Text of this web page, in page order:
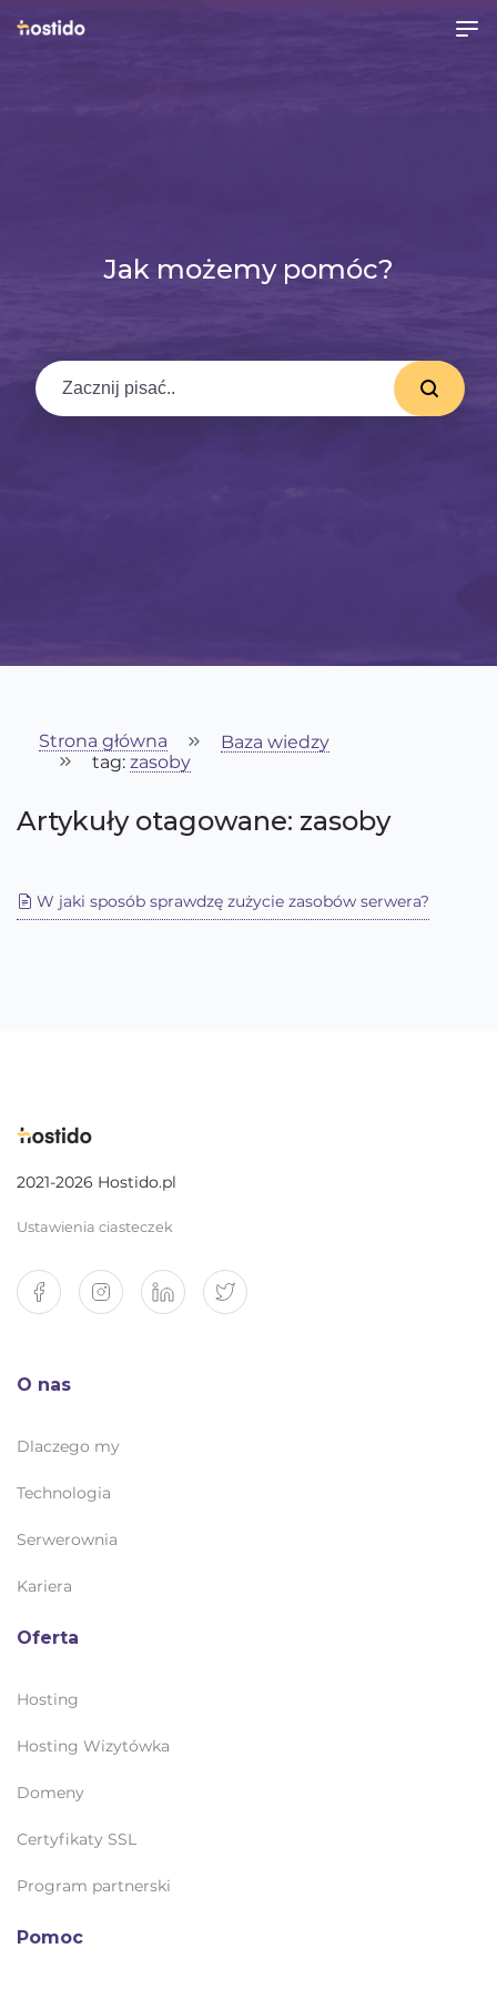
Jak możemy pomóc?
Strona główna
Baza wiedzy
tag: zasoby
Artykuły otagowane: zasoby
W jaki sposób sprawdzę zużycie zasobów serwera?
2021-2026 Hostido.pl
Ustawienia ciasteczek
O nas
Dlaczego my
Technologia
Serwerownia
Kariera
Oferta
Hosting
Hosting Wizytówka
Domeny
Certyfikaty SSL
Program partnerski
Pomoc